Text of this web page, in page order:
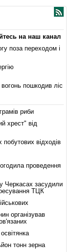
на наш канал
поза переходом і
пошкодив ліс
риби
хрест" від
побутових відходів
проведення
Черкасах засудили
ТЦК
організував
тонн зерна